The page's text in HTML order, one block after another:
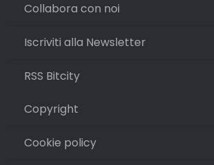
Collabora con noi
Iscriviti alla Newsletter
RSS Bitcity
Copyright
Cookie policy